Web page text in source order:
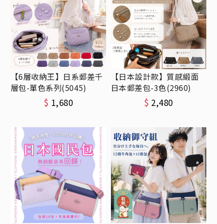
【6層收納王】日系郵差千
層包-單色系列(5045)
$ 1,680
【日本設計款】質感緞面
日本郵差包-3色(2960)
$ 2,480